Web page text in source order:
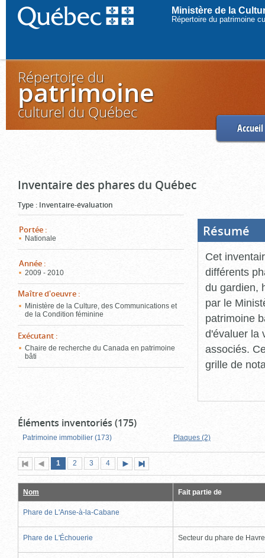
Ministère de la
Répertoire du patrimoine
Répertoire du
patrimoine
culturel du Québec
Accueil
Inventaire des phares du Québec
Type : Inventaire-évaluation
Portée :
Nationale
Année :
2009 - 2010
Maître d'oeuvre :
Ministère de la Culture, des Communications et
de la Condition féminine
Exécutant :
Chaire de recherche du Canada en patrimoine
bâti
Résumé
Cet
différents
du gardien,
par le
patrimoine
d'évaluer la
associés.
grille de
Éléments inventoriés (175)
Patrimoine immobilier (173) Plaques (2)
Première
page
Page
précédente
Page
1 (page
actuelle)
Page
2 Page
3 Page
4
suivante
page
Nom Fait partie de
Phare de L'Anse-à-la-Cabane
Phare de L'Échouerie Secteur du phare de